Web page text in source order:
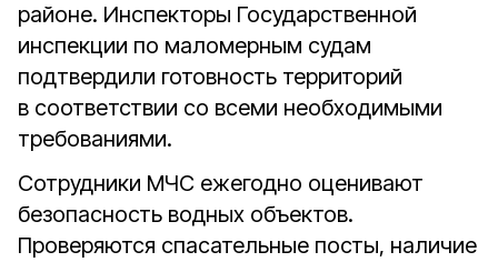
районе. Инспекторы Государственной
инспекции по маломерным судам
подтвердили готовность территорий
в соответствии со всеми необходимыми
требованиями.
Сотрудники МЧС ежегодно оценивают
безопасность водных объектов.
Проверяются спасательные посты, наличие